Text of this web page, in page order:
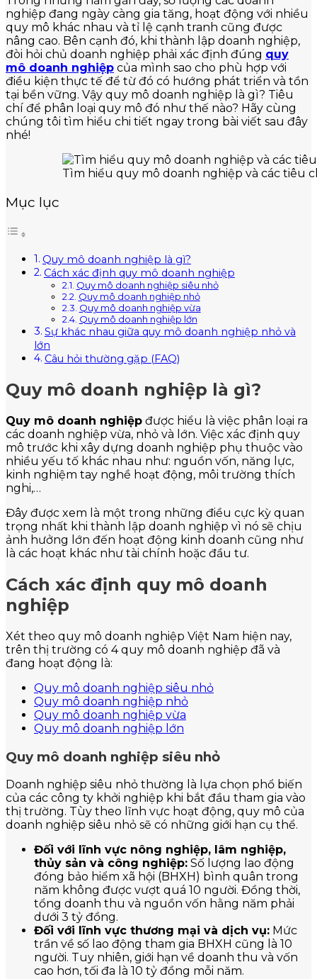
nghiệp đang ngày càng gia tăng, hoạt động với nhiều
quy mô khác nhau và tỉ lệ cạnh tranh cũng được
nâng cao. Bên cạnh đó, khi thành lập doanh nghiệp,
đòi hỏi chủ doanh nghiệp phải xác định đúng quy
mô doanh nghiệp của mình sao cho phù hợp với
điều kiện thực tế để từ đó có hướng phát triển và tồn
tại bền vững. Vậy quy mô doanh nghiệp là gì? Tiêu
chí để phân loại quy mô đó như thế nào? Hãy cùng
chúng tôi tìm hiểu chi tiết ngay trong bài viết sau đây
nhé!
Tìm hiểu quy mô doanh nghiệp và các tiêu
Mục lục
Quy mô doanh nghiệp là gì?
Cách xác định quy mô doanh nghiệp
Quy mô doanh nghiệp siêu nhỏ
Quy mô doanh nghiệp nhỏ
Quy mô doanh nghiệp vừa
Quy mô doanh nghiệp lớn
Sự khác nhau giữa quy mô doanh nghiệp nhỏ và
lớn
Câu hỏi thường gặp (FAQ)
Quy mô doanh nghiệp là gì?
Quy mô doanh nghiệp được hiểu là việc phân loại ra
các doanh nghiệp vừa, nhỏ và lớn. Việc xác định quy
mô trước khi xây dựng doanh nghiệp phụ thuộc vào
nhiều yếu tố khác nhau như: nguồn vốn, năng lực,
kinh nghiệm tay nghề hoạt động, môi trường thích
nghi,…
Đây được xem là một trong những điều cực kỳ quan
trọng nhất khi thành lập doanh nghiệp vì nó sẽ chịu
ảnh hưởng lớn đến hoạt động kinh doanh cũng như
là các hoạt khác như tài chính hoặc đầu tư.
Cách xác định quy mô doanh
nghiệp
Xét theo quy mô doanh nghiệp Việt Nam hiện nay,
trên thị trường có 4 quy mô doanh nghiệp đã và
đang hoạt động là:
Quy mô doanh nghiệp siêu nhỏ
Quy mô doanh nghiệp nhỏ
Quy mô doanh nghiệp vừa
Quy mô doanh nghiệp lớn
Quy mô doanh nghiệp siêu nhỏ
Doanh nghiệp siêu nhỏ thường là lựa chọn phổ biến
của các công ty khởi nghiệp khi bắt đầu tham gia vào
thị trường. Tùy theo lĩnh vực hoạt động, quy mô của
doanh nghiệp siêu nhỏ sẽ có những giới hạn cụ thể.
Đối với lĩnh vực nông nghiệp, lâm nghiệp,
thủy sản và công nghiệp: Số lượng lao động
đóng bảo hiểm xã hội (BHXH) bình quân trong
năm không được vượt quá 10 người. Đồng thời,
tổng doanh thu và nguồn vốn hằng năm phải
dưới 3 tỷ đồng.
Đối với lĩnh vực thương mại và dịch vụ: Mức
trần về số lao động tham gia BHXH cũng là 10
người. Tuy nhiên, giới hạn về doanh thu và vốn
cao hơn, tối đa là 10 tỷ đồng mỗi năm.